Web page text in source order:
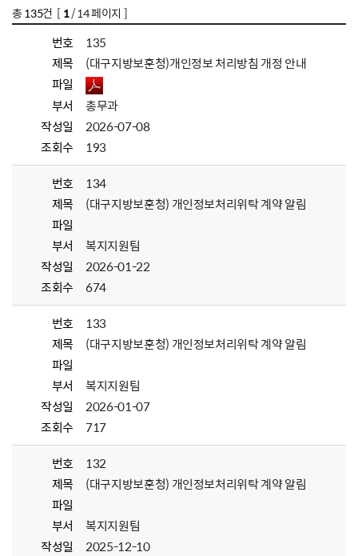
총 135건 [ 1/ 14 페이지 ]
번호
135
제목
(대구지방보훈청)개인정보 처리방침 개정 안내
파일
부서
총무과
작성일
2026-07-08
조회수
193
번호
134
제목
(대구지방보훈청) 개인정보처리위탁 계약 알림
파일
부서
복지지원팀
작성일
2026-01-22
조회수
674
번호
133
제목
(대구지방보훈청) 개인정보처리위탁 계약 알림
파일
부서
복지지원팀
작성일
2026-01-07
조회수
717
번호
132
제목
(대구지방보훈청) 개인정보처리위탁 계약 알림
파일
부서
복지지원팀
작성일
2025-12-10